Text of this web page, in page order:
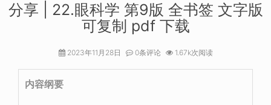
分享 | 22.眼科学 第9版 全书签 文字版
可复制 pdf 下载
2023年11月28日 0条评论 1.67k次阅读
内容纲要